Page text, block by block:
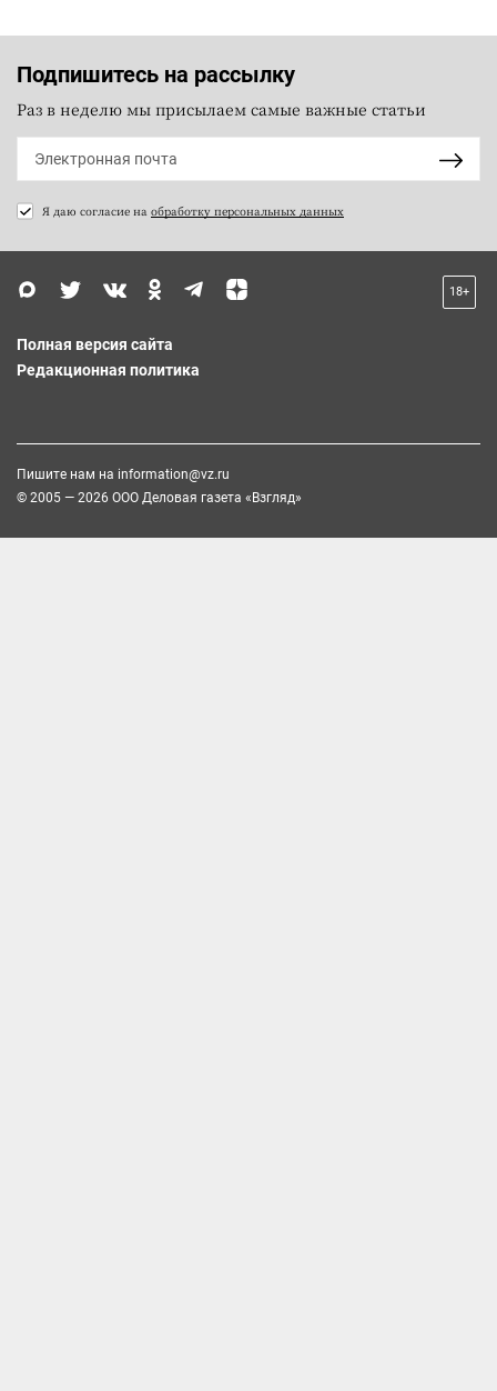
Подпишитесь на рассылку
Раз в неделю мы присылаем самые важные статьи
Я даю согласие на обработку персональных данных
18+
Полная версия сайта
Редакционная политика
Пишите нам на information@vz.ru
© 2005 — 2026 ООО Деловая газета «Взгляд»